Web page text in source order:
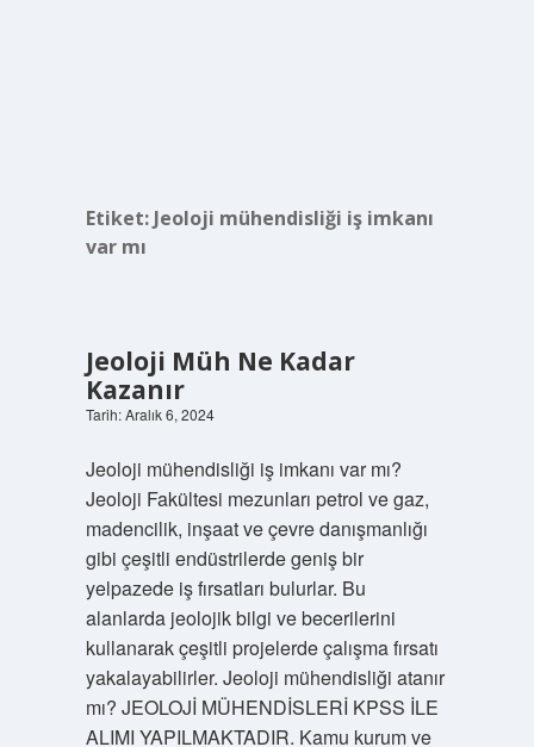
Etiket: Jeoloji mühendisliği iş imkanı
var mı
Jeoloji Müh Ne Kadar
Kazanır
Tarih: Aralık 6, 2024
Jeoloji mühendisliği iş imkanı var mı?
Jeoloji Fakültesi mezunları petrol ve gaz,
madencilik, inşaat ve çevre danışmanlığı
gibi çeşitli endüstrilerde geniş bir
yelpazede iş fırsatları bulurlar. Bu
alanlarda jeolojik bilgi ve becerilerini
kullanarak çeşitli projelerde çalışma fırsatı
yakalayabilirler. Jeoloji mühendisliği atanır
mı? JEOLOJİ MÜHENDİSLERİ KPSS İLE
ALIMI YAPILMAKTADIR. Kamu kurum ve